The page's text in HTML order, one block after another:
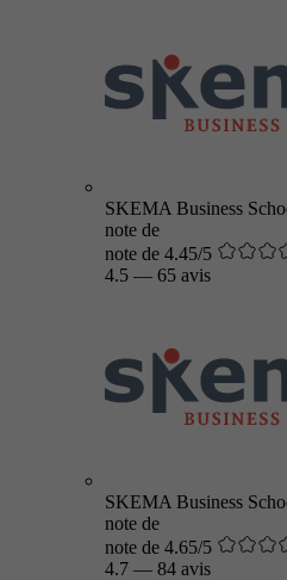
SKEMA Business
note de
note de 4.45/5
4.5 — 65 avis
SKEMA Business
note de
note de 4.65/5
4.7 — 84 avis